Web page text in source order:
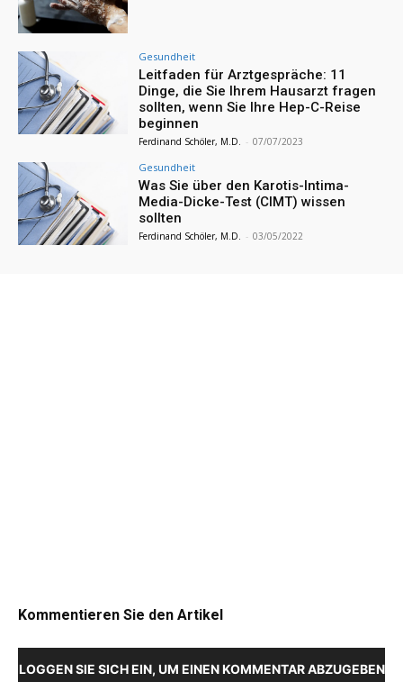
Gesundheit
Leitfaden für Arztgespräche: 11
Dinge, die Sie Ihrem Hausarzt fragen
sollten, wenn Sie Ihre Hep-C-Reise
beginnen
Ferdinand Schöler, M.D. - 07/07/2023
Gesundheit
Was Sie über den Karotis-Intima-
Media-Dicke-Test (CIMT) wissen
sollten
Ferdinand Schöler, M.D. - 03/05/2022
Kommentieren Sie den Artikel
LOGGEN SIE SICH EIN, UM EINEN KOMMENTAR ABZUGEBEN